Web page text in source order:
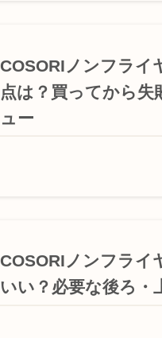
COSORIノンフライ
点は？買ってから
ュー
COSORIノンフライ
いい？必要な後ろ・